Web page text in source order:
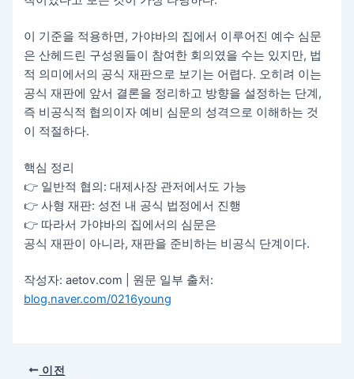
이 기준을 적용하면, 가야바의 집에서 이루어진 예수 심문
은 산헤드린 구성원들이 참여한 회의였을 수는 있지만, 법
적 의미에서의 공식 재판으로 보기는 어렵다. 오히려 이는
공식 재판에 앞서 결론을 정리하고 방향을 설정하는 단계,
즉 비공식적 협의이자 예비 심문의 성격으로 이해하는 것
이 적절하다.
핵심 정리
👉 일반적 협의: 대제사장 관저에서도 가능
👉 사형 재판: 성전 내 공식 법정에서 진행
👉 따라서 가야바의 집에서의 심문은
공식 재판이 아니라, 재판을 준비하는 비공식 단계이다.
작성자: aetov.com | 원문 일부 출처:
blog.naver.com/0216young
이전